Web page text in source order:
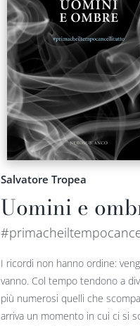
Salvatore Tropea
Uomini e
I ricordi non hanno ordine:
vanno. Col tempo tendono a
più numerosi quelli che
arriva un momento in cui ci si